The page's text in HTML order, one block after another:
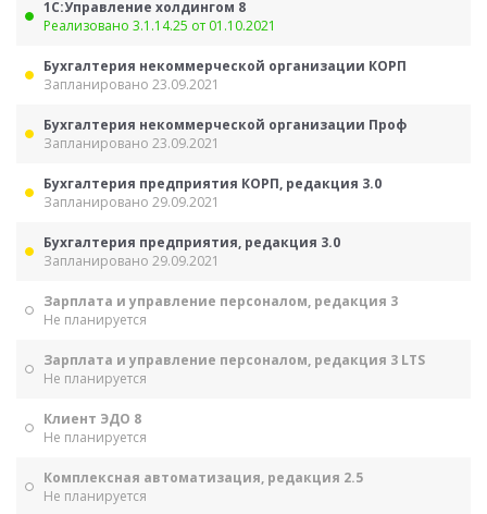
1С:Управление холдингом 8
Реализовано 3.1.14.25 от 01.10.2021
Бухгалтерия некоммерческой организации КОРП
Запланировано 23.09.2021
Бухгалтерия некоммерческой организации Проф
Запланировано 23.09.2021
Бухгалтерия предприятия КОРП, редакция 3.0
Запланировано 29.09.2021
Бухгалтерия предприятия, редакция 3.0
Запланировано 29.09.2021
Зарплата и управление персоналом, редакция 3
Не планируется
Зарплата и управление персоналом, редакция 3 LTS
Не планируется
Клиент ЭДО 8
Не планируется
Комплексная автоматизация, редакция 2.5
Не планируется